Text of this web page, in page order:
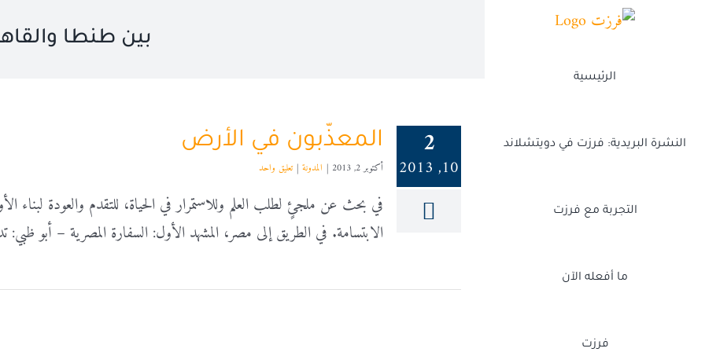
الرئيسية
النشرة البريدية: فرزت في دويتشلاند
التجربة مع فرزت
ما أفعله الآن
فرزت
بين طنطا
2
10, 2013
المعذّبون في الأرض
أكتوبر 2, 2013 | المدونة | تعليق واحد
في بحث عن ملجئٍ لطلب العلم وللاستمرار في الحياة، للتقدم والعودة
الابتسامة. في الطريق إلى مصر، المشهد الأول: السفارة المصرية – أبو